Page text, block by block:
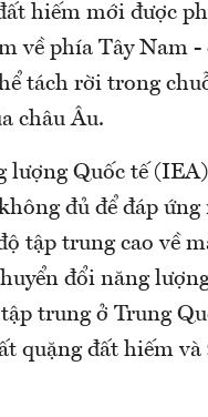
hiếm mới được
về phía Tây Nam
tách rời trong
châu Âu.
lượng Quốc tế
đủ để đáp
tập trung cao về
đổi năng
trung ở Trung
quặng đất hiếm